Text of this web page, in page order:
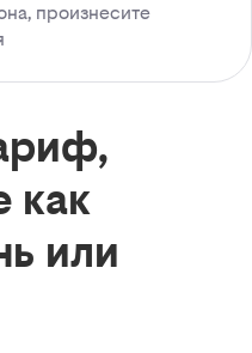
произнесите
как
или